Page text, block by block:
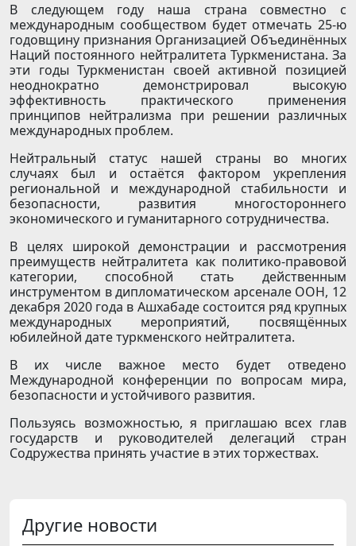
В следующем году наша страна совместно с
международным сообществом будет отмечать 25-ю
годовщину признания Организацией Объединённых
Наций постоянного нейтралитета Туркменистана. За
эти годы Туркменистан своей активной позицией
неоднократно демонстрировал высокую
эффективность практического применения
принципов нейтрализма при решении различных
международных проблем.
Нейтральный статус нашей страны во многих
случаях был и остаётся фактором укрепления
региональной и международной стабильности и
безопасности, развития многостороннего
экономического и гуманитарного сотрудничества.
В целях широкой демонстрации и рассмотрения
преимуществ нейтралитета как политико-правовой
категории, способной стать действенным
инструментом в дипломатическом арсенале ООН, 12
декабря 2020 года в Ашхабаде состоится ряд крупных
международных мероприятий, посвящённых
юбилейной дате туркменского нейтралитета.
В их числе важное место будет отведено
Международной конференции по вопросам мира,
безопасности и устойчивого развития.
Пользуясь возможностью, я приглашаю всех глав
государств и руководителей делегаций стран
Содружества принять участие в этих торжествах.
Другие новости